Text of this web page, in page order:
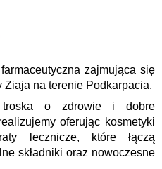
zajmująca się
Ziaja na terenie Podkarpacia.
o zdrowie i dobre
oferując kosmetyki
lecznicze, które łączą
składniki oraz nowoczesne